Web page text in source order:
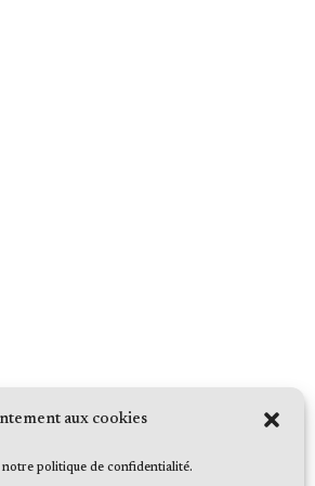
aux cookies
politique de confidentialité.